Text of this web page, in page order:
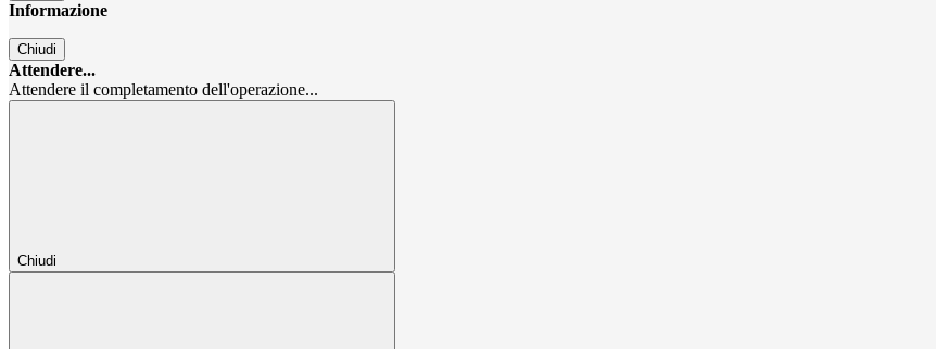
Informazione
Chiudi
Attendere...
Attendere il completamento dell'operazione...
Chiudi